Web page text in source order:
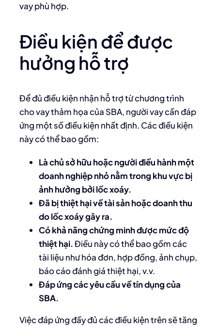
vay phù hợp.
Điều kiện để được
hưởng hỗ trợ
Để đủ điều kiện nhận hỗ trợ từ chương trình
cho vay thảm họa của SBA, người vay cần đáp
ứng một số điều kiện nhất định. Các điều kiện
này có thể bao gồm:
Là chủ sở hữu hoặc người điều hành một
doanh nghiệp nhỏ nằm trong khu vực bị
ảnh hưởng bởi lốc xoáy.
Đã bị thiệt hại về tài sản hoặc doanh thu
do lốc xoáy gây ra.
Có khả năng chứng minh được mức độ
thiệt hại.Điều này có thể bao gồm các
tài liệu như hóa đơn, hợp đồng, ảnh chụp,
báo cáo đánh giá thiệt hại, v.v.
Đáp ứng các yêu cầu về tín dụng của
SBA.
Việc đáp ứng đầy đủ các điều kiện trên sẽ tăng